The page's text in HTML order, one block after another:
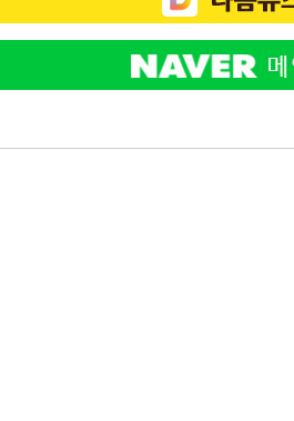
낮 37.9도, 올여름 최고치 경신…영등포 순
]종합특검, 대검 추가 압수수색…내란 중요임
]코스닥, 800p 회복…0.26% 오른 801.67
·달러 환율, 0.7원 내린 1423.8원 마감